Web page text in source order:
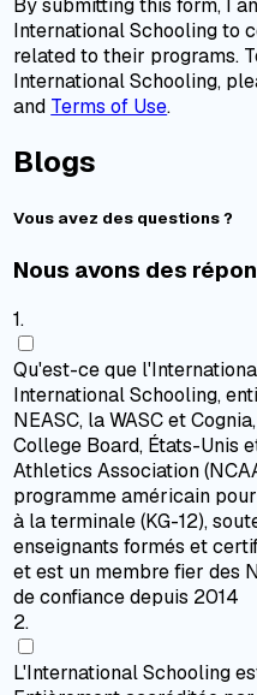
By submitting this form, I
International Schooling to
related to their programs.
International Schooling,
and Terms of Use.
Blogs
Vous avez des questions ?
Nous avons des
1.
Qu'est-ce que
International Schooling,
NEASC, la WASC et
College Board, États-Unis
Athletics Association
programme américain
à la terminale (KG-12),
enseignants formés et
et est un membre fier des
de confiance depuis 2014
2.
L'International Schooling